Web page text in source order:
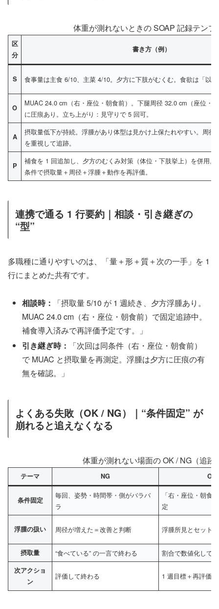
体重が測れないときの SOAP 記録テン
区
分
書き方（例）
S 食事量は主食 6/10、主菜 4/10。夕方に下肢がむくむ。食欲は「以
O
MUAC 24.0 cm（右・座位・朝食前）。下腿周径 32.0 cm（座位・
に圧痕あり。立ち上がり：見守りで 5 回可。
A
摂取量低下が持続。浮腫があり体型は見かけ上保たれやすい。周径
を重視して追跡。
P
補食を 1 回追加し、夕方のむくみ対策（体位・下肢挙上）を併用
条件で摂取量＋周径＋浮腫＋動作を再評価。
連携で通る 1 行要約｜相談・引き継ぎの
“型”
多職種に通りやすいのは、「量＋形＋質＋次の一手」を 1
行にまとめた共有です。
相談時：
「摂取量 5/10 が 1 週続き、夕方浮腫あり。
MUAC 24.0 cm（右・座位・朝食前）で固定追跡中。
補食導入済みで再評価予定です。」
引き継ぎ時：
「次回は同条件（右・座位・朝食前）
で MUAC と摂取量を再測定。浮腫は夕方に圧痕の有
無を確認。」
よくある失敗（OK / NG）｜“条件固定” が
崩れると追えなくなる
体重が測れない場面の OK / NG（追跡
テーマ NG OK
条件固定
毎回、姿勢・時間帯・側がバラバ
ラ
「右・座位・朝食
定
浮腫の扱い 周径が増えた＝改善と判断 浮腫所見とセット
摂取量 “食べている” の一言で終わる 割合で数値化して
次アクショ
ン
評価して終わる 1 週目標＋再評価